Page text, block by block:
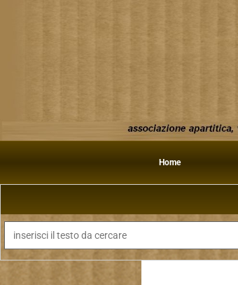
Home